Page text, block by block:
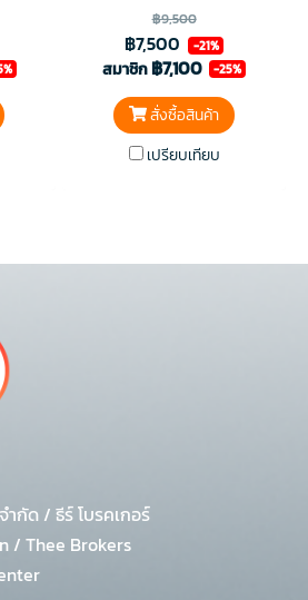
ลือ
เราในกรณีรถชนรถ เริ่มต้นเพียง
7,500 บาท
฿9,500
฿7,500 -21%
สมาชิก฿7,100 -25%
สั่งซื้อสินค้า
เปรียบเทียบ
ำกัด / ธีร์ โบรคเกอร์
/ Thee Brokers